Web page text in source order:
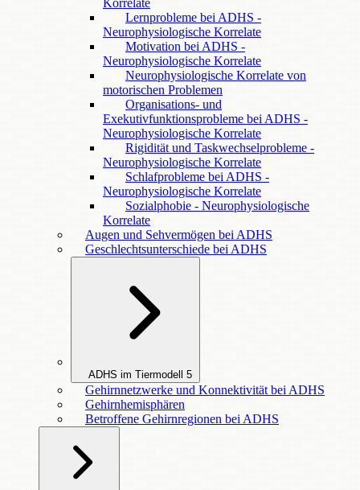
Korrelate
Lernprobleme bei ADHS -
Neurophysiologische Korrelate
Motivation bei ADHS -
Neurophysiologische Korrelate
Neurophysiologische Korrelate von
motorischen Problemen
Organisations- und
Exekutivfunktionsprobleme bei ADHS -
Neurophysiologische Korrelate
Rigidität und Taskwechselprobleme -
Neurophysiologische Korrelate
Schlafprobleme bei ADHS -
Neurophysiologische Korrelate
Sozialphobie - Neurophysiologische
Korrelate
Augen und Sehvermögen bei ADHS
Geschlechtsunterschiede bei ADHS
ADHS im Tiermodell 5
Gehirnnetzwerke und Konnektivität bei ADHS
Gehirnhemisphären
Betroffene Gehirnregionen bei ADHS